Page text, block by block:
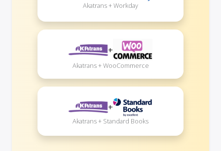
Akatrans + Workday
+
Akatrans + WooCommerce
+
Akatrans + Standard Books